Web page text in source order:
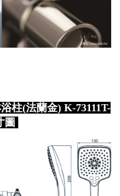
柱(法蘭金) K-73111T-
圖